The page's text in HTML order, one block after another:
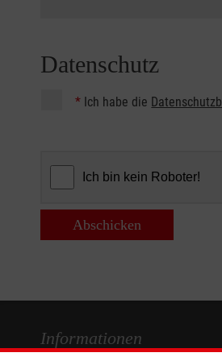
Datenschutz
* Ich habe die
Abschicken
Informationen